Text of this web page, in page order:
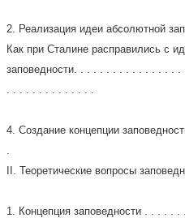
2. Реализация идеи абсолютной
Как при Сталине расправились с
заповедности. . . . . . . . . . . . . . . . .
. . . . . . . . . . . . . .
4. Создание концепции
.
II. Теоретические вопросы
1. Концепция заповедности . . . .